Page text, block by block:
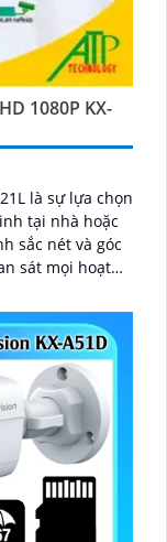
1080P KX-
là sự lựa chọn
tại nhà hoặc
sát mọi hoạt